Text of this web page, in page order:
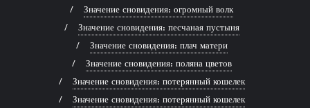
Значение сновидения: огромный волк
Значение сновидения: песчаная пустыня
Значение сновидения: плач матери
Значение сновидения: поляна цветов
Значение сновидения: потерянный кошелек
Значение сновидения: потерянный кошелек